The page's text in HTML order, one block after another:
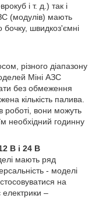
і т. д.) так і
(модулів) мають
швидкоз'ємні
різного діапазону
Міні АЗС
без обмеження
кількість палива.
роботі, вони можуть
необхідний годинну
В і 24 В
мають ряд
- моделі
на
електрики –